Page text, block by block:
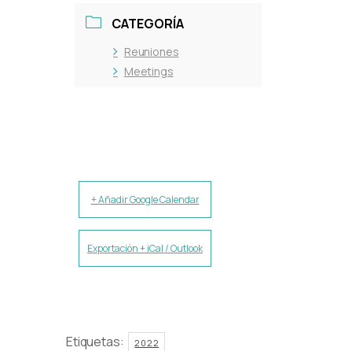
CATEGORÍA
Reuniones
Meetings
+ Añadir Google Calendar
Exportación + iCal / Outlook
Etiquetas: 2022